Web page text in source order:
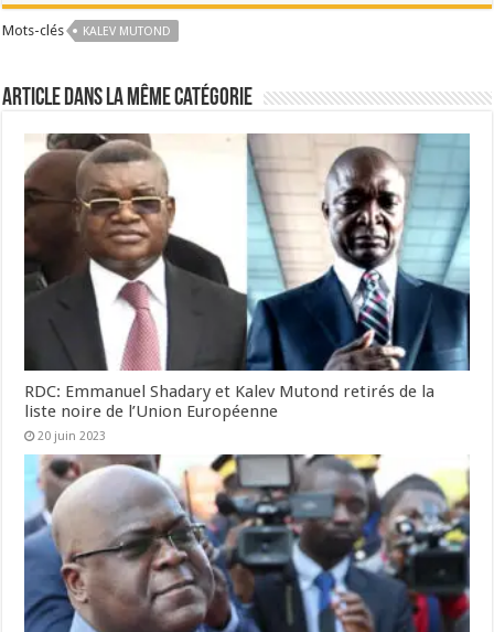
Mots-clés KALEV MUTOND
Article dans la même catégorie
RDC: Emmanuel Shadary et Kalev Mutond retirés de la
liste noire de l’Union Européenne
20 juin 2023